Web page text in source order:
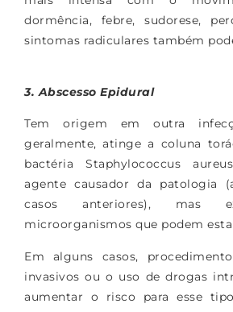
dormência, febre, sudorese,
sintomas radiculares também
3. Abscesso Epidural
Tem origem em outra
geralmente, atinge a coluna
bactéria Staphylococcus
agente causador da patologia
casos anteriores), mas
microorganismos que podem
Em alguns casos,
invasivos ou o uso de drogas
aumentar o risco para esse